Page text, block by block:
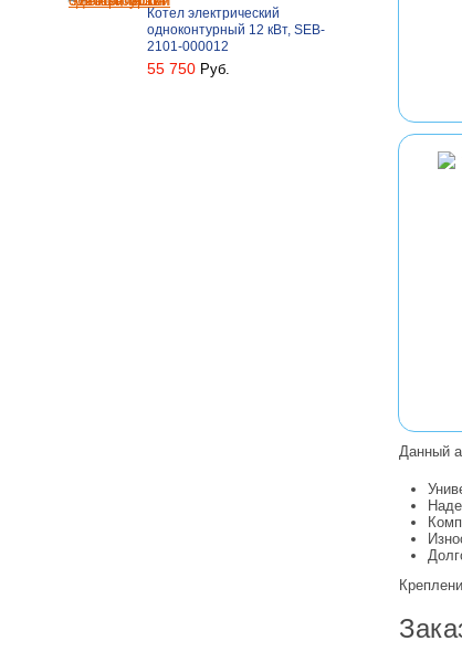
Данный
Котел электрический
одноконтурный 12 кВт, SEB-
2101-000012
55 750 Руб.